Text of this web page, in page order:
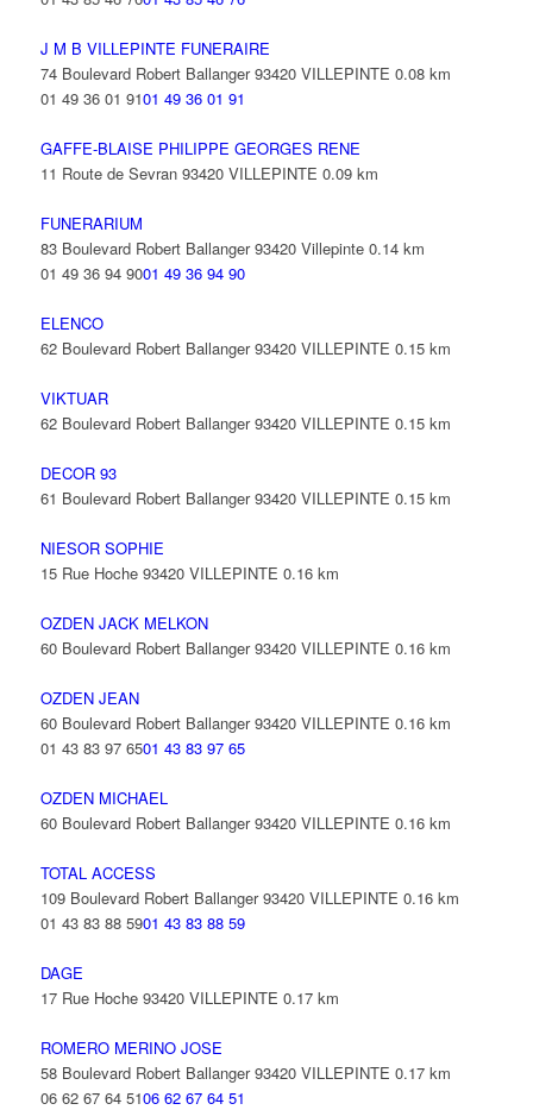
J M B VILLEPINTE FUNERAIRE
74 Boulevard Robert Ballanger 93420 VILLEPINTE 0.08 km
01 49 36 01 9101 49 36 01 91
GAFFE-BLAISE PHILIPPE GEORGES RENE
11 Route de Sevran 93420 VILLEPINTE 0.09 km
FUNERARIUM
83 Boulevard Robert Ballanger 93420 Villepinte 0.14 km
01 49 36 94 9001 49 36 94 90
ELENCO
62 Boulevard Robert Ballanger 93420 VILLEPINTE 0.15 km
VIKTUAR
62 Boulevard Robert Ballanger 93420 VILLEPINTE 0.15 km
DECOR 93
61 Boulevard Robert Ballanger 93420 VILLEPINTE 0.15 km
NIESOR SOPHIE
15 Rue Hoche 93420 VILLEPINTE 0.16 km
OZDEN JACK MELKON
60 Boulevard Robert Ballanger 93420 VILLEPINTE 0.16 km
OZDEN JEAN
60 Boulevard Robert Ballanger 93420 VILLEPINTE 0.16 km
01 43 83 97 6501 43 83 97 65
OZDEN MICHAEL
60 Boulevard Robert Ballanger 93420 VILLEPINTE 0.16 km
TOTAL ACCESS
109 Boulevard Robert Ballanger 93420 VILLEPINTE 0.16 km
01 43 83 88 5901 43 83 88 59
DAGE
17 Rue Hoche 93420 VILLEPINTE 0.17 km
ROMERO MERINO JOSE
58 Boulevard Robert Ballanger 93420 VILLEPINTE 0.17 km
06 62 67 64 5106 62 67 64 51